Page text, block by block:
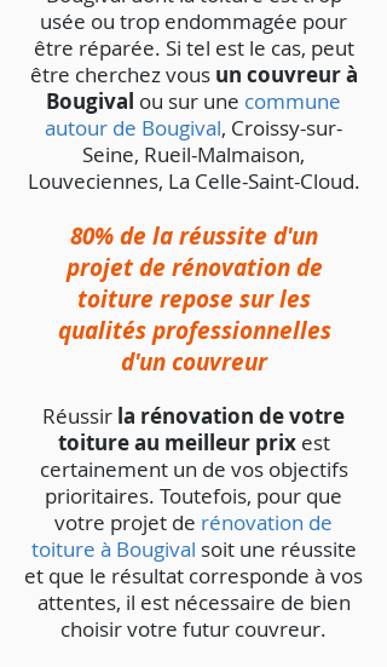
usée ou trop endommagée pour
être réparée. Si tel est le cas, peut
être cherchez vous un couvreur à
Bougival ou sur une commune
autour de Bougival, Croissy-sur-
Seine, Rueil-Malmaison,
Louveciennes, La Celle-Saint-Cloud.
80% de la réussite d'un
projet de rénovation de
toiture repose sur les
qualités professionnelles
d'un couvreur
Réussir la rénovation de votre
toiture au meilleur prixest
certainement un de vos objectifs
prioritaires. Toutefois, pour que
votre projet de rénovation de
toiture à Bougival soit une réussite
et que le résultat corresponde à vos
attentes, il est nécessaire de bien
choisir votre futur couvreur.